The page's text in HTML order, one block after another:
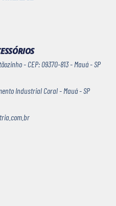
- CEP: 09370-813 - Mauá - SP
Industrial Coral - Mauá - SP